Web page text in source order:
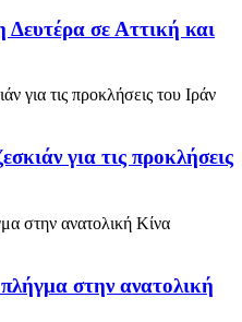
Δευτέρα σε Αττική και
για τις προκλήσεις
στην ανατολική